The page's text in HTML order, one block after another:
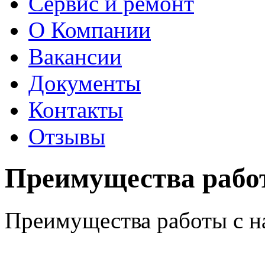
О Компании
Вакансии
Документы
Контакты
Отзывы
Преимущества
Преимущества работы с